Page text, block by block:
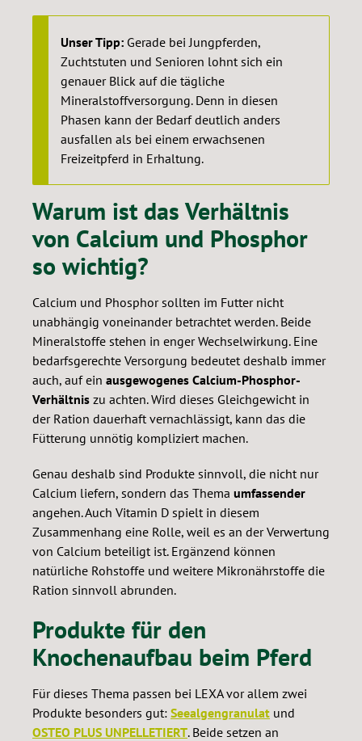
Unser Tipp: Gerade bei Jungpferden,
Zuchtstuten und Senioren lohnt sich ein
genauer Blick auf die tägliche
Mineralstoffversorgung. Denn in diesen
Phasen kann der Bedarf deutlich anders
ausfallen als bei einem erwachsenen
Freizeitpferd in Erhaltung.
Warum ist das Verhältnis
von Calcium und Phosphor
so wichtig?
Calcium und Phosphor sollten im Futter nicht
unabhängig voneinander betrachtet werden. Beide
Mineralstoffe stehen in enger Wechselwirkung. Eine
bedarfsgerechte Versorgung bedeutet deshalb immer
auch, auf ein ausgewogenes Calcium-Phosphor-
Verhältnis zu achten. Wird dieses Gleichgewicht in
der Ration dauerhaft vernachlässigt, kann das die
Fütterung unnötig kompliziert machen.
Genau deshalb sind Produkte sinnvoll, die nicht nur
Calcium liefern, sondern das Thema umfassender
angehen. Auch Vitamin D spielt in diesem
Zusammenhang eine Rolle, weil es an der Verwertung
von Calcium beteiligt ist. Ergänzend können
natürliche Rohstoffe und weitere Mikronährstoffe die
Ration sinnvoll abrunden.
Produkte für den
Knochenaufbau beim Pferd
Für dieses Thema passen bei LEXA vor allem zwei
Produkte besonders gut: Seealgengranulat und
OSTEO PLUS UNPELLETIERT. Beide setzen an